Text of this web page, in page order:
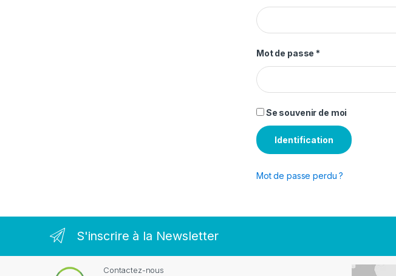
Mot de passe *
Se souvenir de moi
Identification
Mot de passe perdu ?
S'inscrire à la Newsletter
Contactez-nous